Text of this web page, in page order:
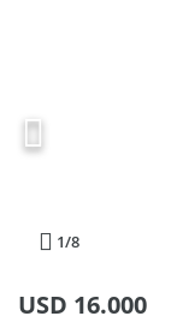
1/8
USD 16.000